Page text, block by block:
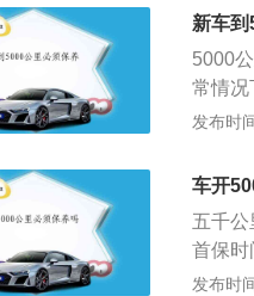
全部件
外，
断和技
行有效
养需
新车
5000
常情况
牌和型
公里，
次保
公里，
习惯
发布时
车开
五千
首保时
里，完
发布时